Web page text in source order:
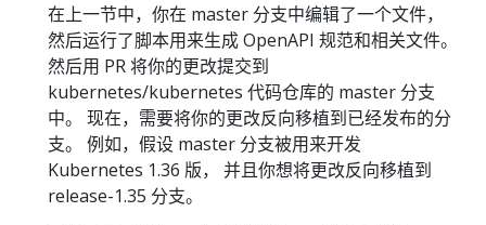
在上一节中，你在 master 分支中编辑了一个文件，
然后运行了脚本用来生成 OpenAPI 规范和相关文件。
然后用 PR 将你的更改提交到
kubernetes/kubernetes 代码仓库的 master 分支
中。 现在，需要将你的更改反向移植到已经发布的分
支。 例如，假设 master 分支被用来开发
Kubernetes 1.36 版， 并且你想将更改反向移植到
release-1.35 分支。